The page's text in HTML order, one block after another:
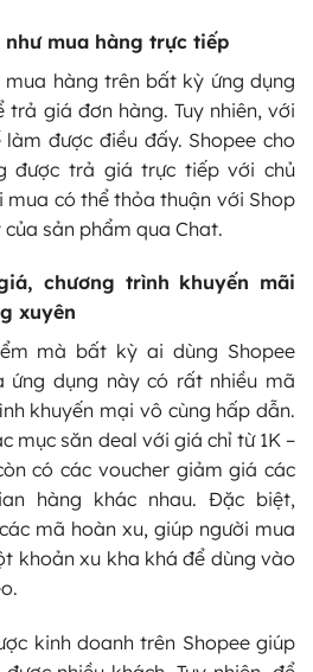
mua hàng trực tiếp
hàng trên bất kỳ ứng dụng
trả giá đơn hàng. Tuy nhiên, với
được điều đấy. Shopee cho
được trả giá trực tiếp với chủ
mua có thể thỏa thuận với Shop
sản phẩm qua Chat.
chương trình khuyến mãi
xuyên
mà bất kỳ ai dùng Shopee
ứng dụng này có rất nhiều mã
khuyến mại vô cùng hấp dẫn.
mục săn deal với giá chỉ từ 1K –
có các voucher giảm giá các
hàng khác nhau. Đặc biệt,
mã hoàn xu, giúp người mua
khoản xu kha khá để dùng vào
kinh doanh trên Shopee giúp